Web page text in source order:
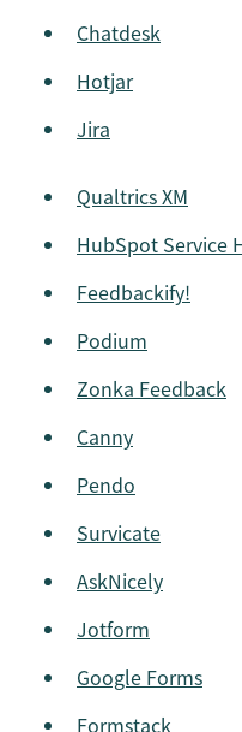
Chatdesk
Hotjar
Jira
Qualtrics XM
HubSpot Service
Feedbackify!
Podium
Zonka Feedback
Canny
Pendo
Survicate
AskNicely
Jotform
Google Forms
Formstack